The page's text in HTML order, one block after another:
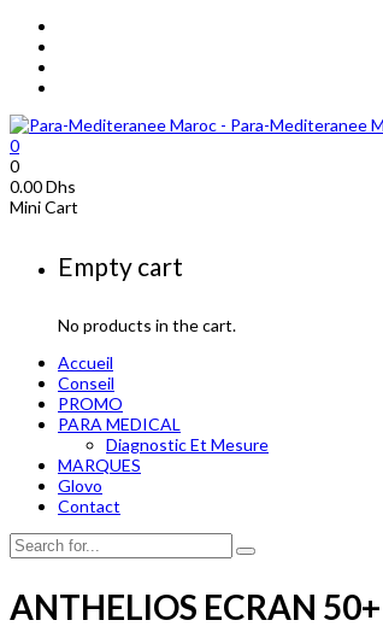
0
0
0.00Dhs
Mini Cart
Empty cart
No products in the cart.
Accueil
Conseil
PROMO
PARA MEDICAL
Diagnostic Et Mesure
MARQUES
Glovo
Contact
ANTHELIOS ECRAN